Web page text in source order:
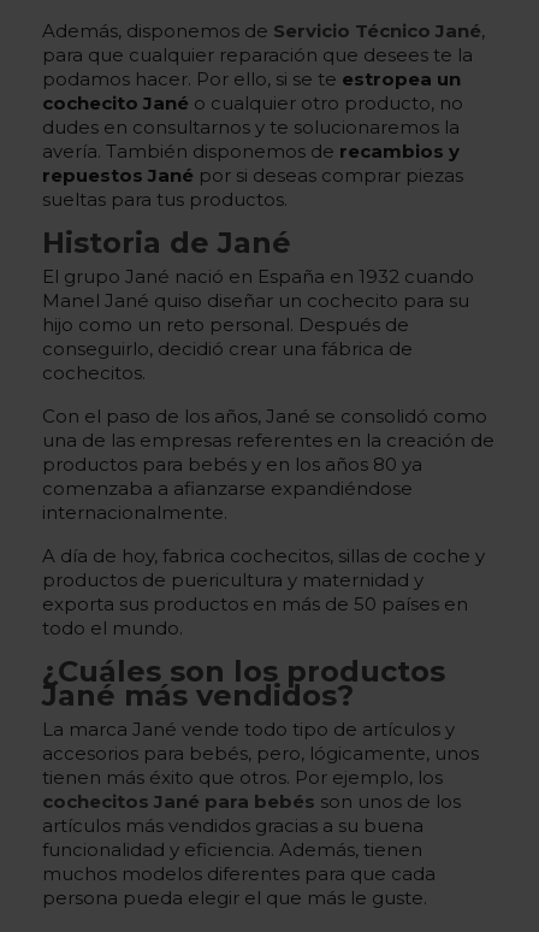
Además, disponemos de Servicio Técnico Jané,
para que cualquier reparación que desees te la
podamos hacer. Por ello, si se te estropea un
cochecito Jané o cualquier otro producto, no
dudes en consultarnos y te solucionaremos la
avería. También disponemos de recambios y
repuestos Jané por si deseas comprar piezas
sueltas para tus productos.
Historia de Jané
El grupo Jané nació en España en 1932 cuando
Manel Jané quiso diseñar un cochecito para su
hijo como un reto personal. Después de
conseguirlo, decidió crear una fábrica de
cochecitos.
Con el paso de los años, Jané se consolidó como
una de las empresas referentes en la creación de
productos para bebés y en los años 80 ya
comenzaba a afianzarse expandiéndose
internacionalmente.
A día de hoy, fabrica cochecitos, sillas de coche y
productos de puericultura y maternidad y
exporta sus productos en más de 50 países en
todo el mundo.
¿Cuáles son los productos
Jané más vendidos?
La marca Jané vende todo tipo de artículos y
accesorios para bebés, pero, lógicamente, unos
tienen más éxito que otros. Por ejemplo, los
cochecitos Jané para bebés son unos de los
artículos más vendidos gracias a su buena
funcionalidad y eficiencia. Además, tienen
muchos modelos diferentes para que cada
persona pueda elegir el que más le guste.